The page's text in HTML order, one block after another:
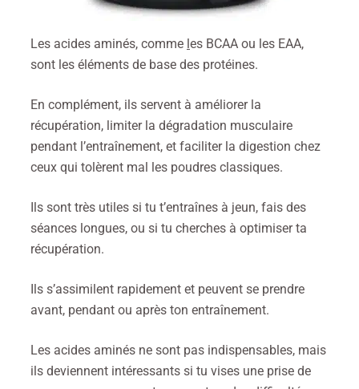
Les acides aminés, comme es BCAA ou les EAA,
sont les éléments de base des protéines.
En complément, ils servent à améliorer la
récupération, limiter la dégradation musculaire
pendant l’entraînement, et faciliter la digestion chez
ceux qui tolèrent mal les poudres classiques.
Ils sont très utiles si tu t’entraînes à jeun, fais des
séances longues, ou si tu cherches à optimiser ta
récupération.
Ils s’assimilent rapidement et peuvent se prendre
avant, pendant ou après ton entraînement.
Les acides aminés ne sont pas indispensables, mais
ils deviennent intéressants si tu vises une prise de